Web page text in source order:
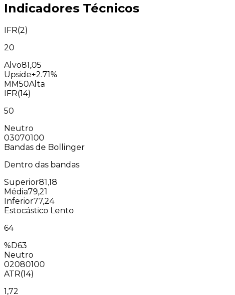
Indicadores Técnicos
IFR(2)
20
Alvo81,05
Upside+2.71%
MM50Alta
IFR(14)
50
Neutro
03070100
Bandas de Bollinger
Dentro das bandas
Superior81,18
Média79,21
Inferior77,24
Estocástico Lento
64
%D63
Neutro
02080100
ATR(14)
1,72